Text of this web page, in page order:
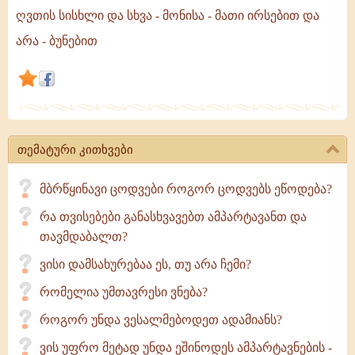
რომ
მოვკვდეთ,
ვალს
ვერ
გადავიხდით,
რადგან
სხვა
არის
ღვთის
ღვთის სისხლი და სხვა - მონისა - მათი ირსებით და
არა - ბუნებით
თემატური კითხვები
მბრწყინავი ცოდვები როგორ ცოდვებს ეწოდება?
რა თვისებები განასხვავებთ ამპარტავანთ და
თავმდაბალთ?
ვისი დამსახურებაა ეს, თუ არა ჩემი?
რომელია უმთავრესი ვნება?
როგორ უნდა ვესალმებოდეთ ადამიანს?
ვის უფრო მეტად უნდა ეშინოდეს ამპარტავნების -